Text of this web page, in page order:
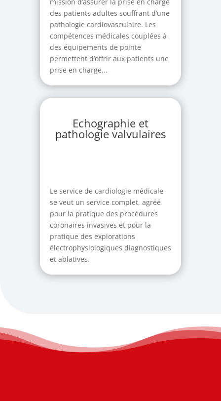
mission d’assurer la prise en charge
des patients adultes souffrant d’une
pathologie cardiovasculaire. Les
compétences médicales couplées à
des équipements de pointe
permettent d’offrir aux patients une
prise en charge...
Echographie et
pathologie valvulaires
Le service de cardiologie médicale
se veut un service complet, agréé
pour la pratique des procédures
coronaires invasives et pour la
pratique des explorations
électrophysiologiques diagnostiques
et ablatives.